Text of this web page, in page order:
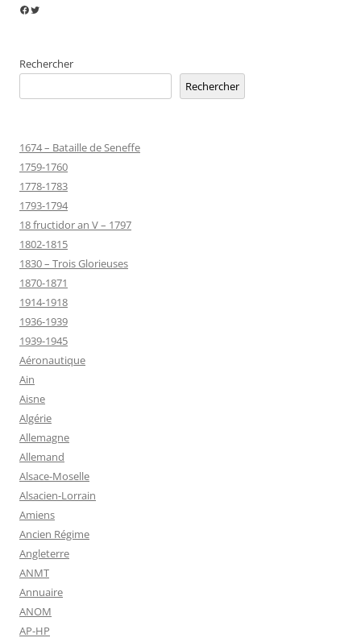
Facebook
Twitter
Rechercher
Rechercher
1674 – Bataille de Seneffe
1759-1760
1778-1783
1793-1794
18 fructidor an V – 1797
1802-1815
1830 – Trois Glorieuses
1870-1871
1914-1918
1936-1939
1939-1945
Aéronautique
Ain
Aisne
Algérie
Allemagne
Allemand
Alsace-Moselle
Alsacien-Lorrain
Amiens
Ancien Régime
Angleterre
ANMT
Annuaire
ANOM
AP-HP